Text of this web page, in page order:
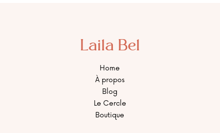
Laila Bel
Home
À propos
Blog
Le Cercle
Boutique